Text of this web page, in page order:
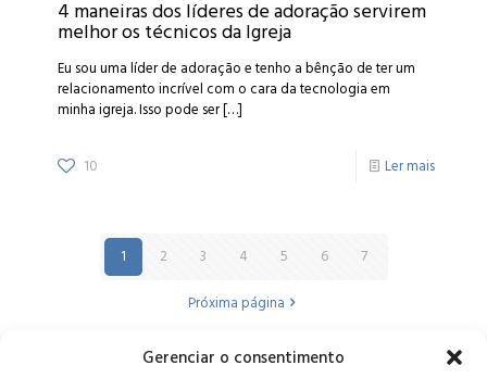
Gerenciar o consentimento
4 maneiras dos líderes de adoração servirem
melhor os técnicos da Igreja
Eu sou uma líder de adoração e tenho a bênção de ter um
relacionamento incrível com o cara da tecnologia em
minha igreja. Isso pode ser[…]
10 Ler mais
1 2 3 4 5 6
7
Próxima página